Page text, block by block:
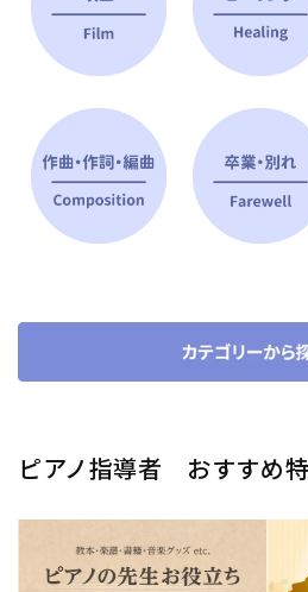
ピアノ指導者 おすすめ